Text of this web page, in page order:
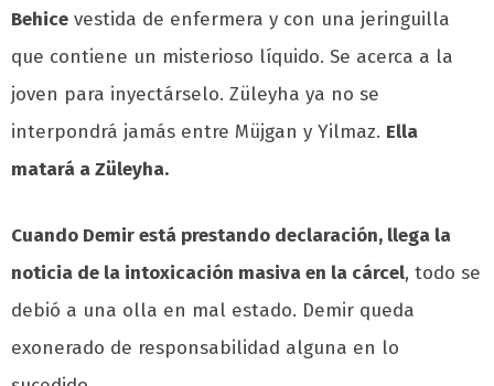
Behice vestida de enfermera y con una jeringuilla
que contiene un misterioso líquido. Se acerca a la
joven para inyectárselo. Züleyha ya no se
interpondrá jamás entre Müjgan y Yilmaz. Ella
matará a Züleyha.
Cuando Demir está prestando declaración, llega la
noticia de la intoxicación masiva en la cárcel, todo se
debió a una olla en mal estado. Demir queda
exonerado de responsabilidad alguna en lo